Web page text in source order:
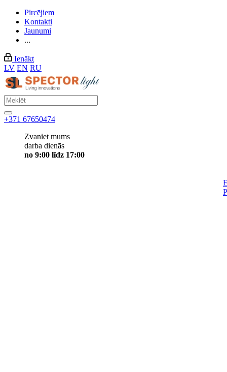
Pircējiem
Kontakti
Jaunumi
...
Ienākt
LV EN RU
+371 67650474
Zvaniet mums
darba dienās
no 9:00 līdz 17:00